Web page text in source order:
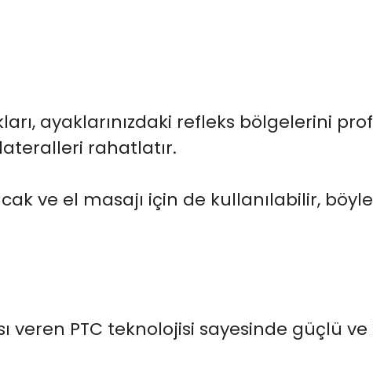
ayaklarınızdaki refleks bölgelerini
rahatlatır.
ve el masajı için de kullanılabilir,
veren PTC teknolojisi sayesinde güçlü ve